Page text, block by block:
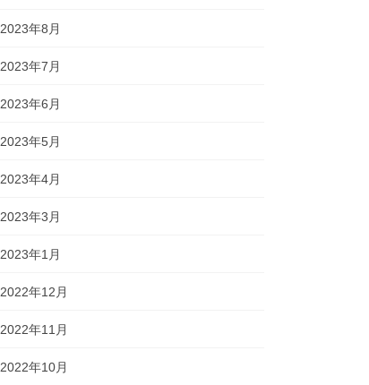
2023年8月
2023年7月
2023年6月
2023年5月
2023年4月
2023年3月
2023年1月
2022年12月
2022年11月
2022年10月